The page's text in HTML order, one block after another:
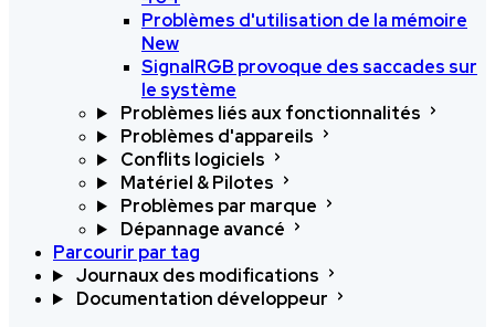
Problèmes d'utilisation de la mémoire
New
SignalRGB provoque des saccades sur
le système
Problèmes liés aux fonctionnalités
Problèmes d'appareils
Conflits logiciels
Matériel & Pilotes
Problèmes par marque
Dépannage avancé
Parcourir par tag
Journaux des modifications
Documentation développeur